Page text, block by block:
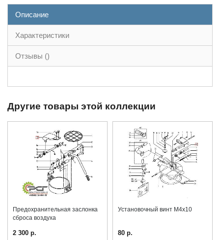
Описание
Характеристики
Отзывы ()
Другие товары этой коллекции
Предохранительная заслонка
сброса воздуха
2 300 р.
Установочный винт M4x10
80 р.